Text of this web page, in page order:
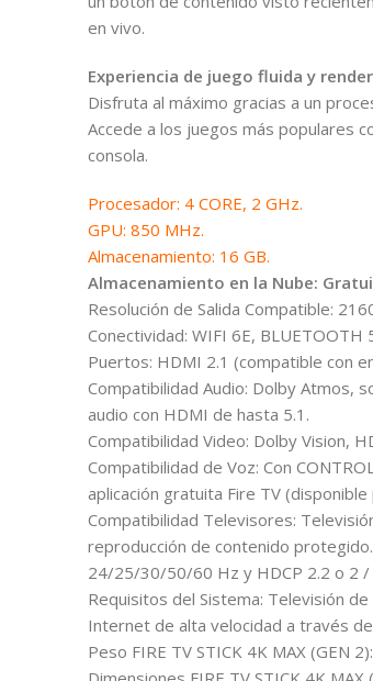
en vivo.
Experiencia de juego fluida y
Disfruta al máximo gracias a un
Accede a los juegos más populares
consola.
Procesador: 4 CORE, 2 GHz.
GPU: 850 MHz.
Almacenamiento: 16 GB.
Almacenamiento en la Nube:
Resolución de Salida Compatible:
Conectividad: WIFI 6E, BLUETOOTH
Puertos: HDMI 2.1 (compatible con
Compatibilidad Audio: Dolby Atmos,
audio con HDMI de hasta 5.1.
Compatibilidad Video: Dolby Vision,
Compatibilidad de Voz: Con
aplicación gratuita Fire TV
Compatibilidad Televisores:
reproducción de contenido
24/25/30/50/60 Hz y HDCP 2.2 o 2 /
Requisitos del Sistema: Televisión
Internet de alta velocidad a través
Peso FIRE TV STICK 4K MAX (GEN